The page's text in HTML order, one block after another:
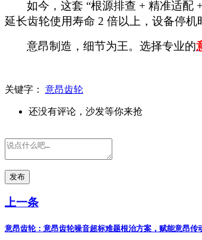
如今，这套 “根源排查 + 精准适配
延长齿轮使用寿命 2 倍以上，设备停机
意昂制造，细节为王。选择专业的
关键字： 意昂齿轮
还没有评论，沙发等你来抢
发布
上一条
意昂齿轮：意昂齿轮噪音超标难题根治方案，赋能意昂传